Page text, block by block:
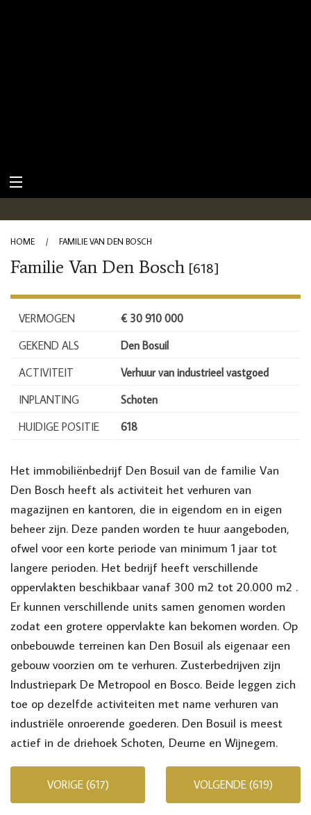
HOME / FAMILIE VAN DEN BOSCH
Familie Van Den Bosch [618]
VERMOGEN
€ 30 910 000
GEKEND ALS
Den Bosuil
ACTIVITEIT
Verhuur van industrieel vastgoed
INPLANTING
Schoten
HUIDIGE POSITIE
618
Het immobiliënbedrijf Den Bosuil van de familie Van
Den Bosch heeft als activiteit het verhuren van
magazijnen en kantoren, die in eigendom en in eigen
beheer zijn. Deze panden worden te huur aangeboden,
ofwel voor een korte periode van minimum 1 jaar tot
langere perioden. Het bedrijf heeft verschillende
oppervlakten beschikbaar vanaf 300 m2 tot 20.000 m2 .
Er kunnen verschillende units samen genomen worden
zodat een grotere oppervlakte kan bekomen worden. Op
onbebouwde terreinen kan Den Bosuil als eigenaar een
gebouw voorzien om te verhuren. Zusterbedrijven zijn
Industriepark De Metropool en Bosco. Beide leggen zich
toe op dezelfde activiteiten met name verhuren van
industriële onroerende goederen. Den Bosuil is meest
actief in de driehoek Schoten, Deurne en Wijnegem.
VORIGE (617) VOLGENDE (619)